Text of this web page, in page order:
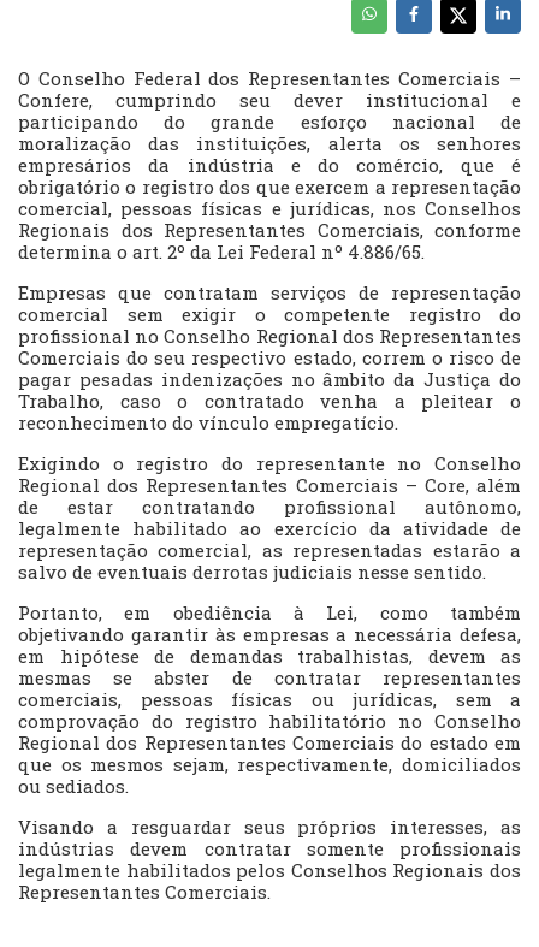
O Conselho Federal dos Representantes Comerciais –
Confere, cumprindo seu dever institucional e
participando do grande esforço nacional de
moralização das instituições, alerta os senhores
empresários da indústria e do comércio, que é
obrigatório o registro dos que exercem a representação
comercial, pessoas físicas e jurídicas, nos Conselhos
Regionais dos Representantes Comerciais, conforme
determina o art. 2º da Lei Federal nº 4.886/65.
Empresas que contratam serviços de representação
comercial sem exigir o competente registro do
profissional no Conselho Regional dos Representantes
Comerciais do seu respectivo estado, correm o risco de
pagar pesadas indenizações no âmbito da Justiça do
Trabalho, caso o contratado venha a pleitear o
reconhecimento do vínculo empregatício.
Exigindo o registro do representante no Conselho
Regional dos Representantes Comerciais – Core, além
de estar contratando profissional autônomo,
legalmente habilitado ao exercício da atividade de
representação comercial, as representadas estarão a
salvo de eventuais derrotas judiciais nesse sentido.
Portanto, em obediência à Lei, como também
objetivando garantir às empresas a necessária defesa,
em hipótese de demandas trabalhistas, devem as
mesmas se abster de contratar representantes
comerciais, pessoas físicas ou jurídicas, sem a
comprovação do registro habilitatório no Conselho
Regional dos Representantes Comerciais do estado em
que os mesmos sejam, respectivamente, domiciliados
ou sediados.
Visando a resguardar seus próprios interesses, as
indústrias devem contratar somente profissionais
legalmente habilitados pelos Conselhos Regionais dos
Representantes Comerciais.